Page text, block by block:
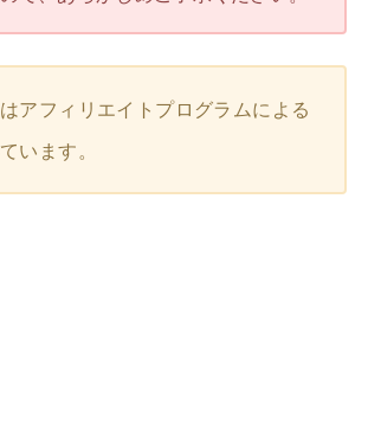
アフィリエイトプログラムによる
います。